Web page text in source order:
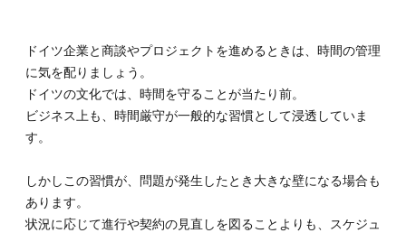
ドイツ企業と商談やプロジェクトを進めるときは、時間の管理
に気を配りましょう。
ドイツの文化では、時間を守ることが当たり前。
ビジネス上も、時間厳守が一般的な習慣として浸透していま
す。
しかしこの習慣が、問題が発生したとき大きな壁になる場合も
あります。
状況に応じて進行や契約の見直しを図ることよりも、スケジュ